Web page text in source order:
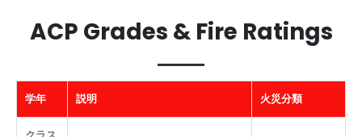
ACP Grades & Fire Ratings
学年 説明 火災分類